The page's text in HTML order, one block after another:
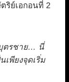
ริย์เอกอนที่ 2
ตรชาย… นี่
พียงจุดเริ่ม